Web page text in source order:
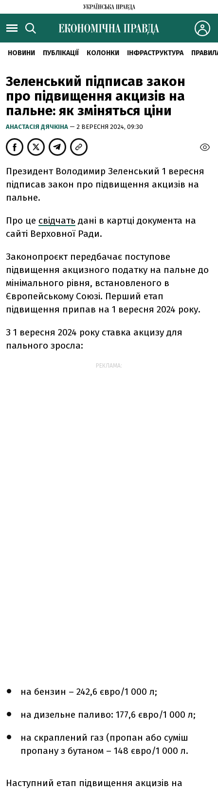
НОВИНИ ПУБЛІКАЦІЇ КОЛОНКИ ІНФРАСТРУКТУРА
Зеленський підписав закон
про підвищення акцизів на
пальне: як зміняться ціни
АНАСТАСІЯ ДЯЧКІНА — 2 ВЕРЕСНЯ 2024, 09:30
Президент Володимир Зеленський 1 вересня
підписав закон про підвищення акцизів на
пальне.
Про це свідчать дані в картці документа на
сайті Верховної Ради.
Законопроєкт передбачає поступове
підвищення акцизного податку на пальне до
мінімального рівня, встановленого в
Європейському Союзі. Перший етап
підвищення припав на 1 вересня 2024 року.
З 1 вересня 2024 року ставка акцизу для
пального зросла:
РЕКЛАМА:
на бензин – 242,6 євро/1 000 л;
на дизельне паливо: 177,6 євро/1 000 л;
на скраплений газ (пропан або суміш
пропану з бутаном – 148 євро/1 000 л.
Наступний етап підвищення акцизів на